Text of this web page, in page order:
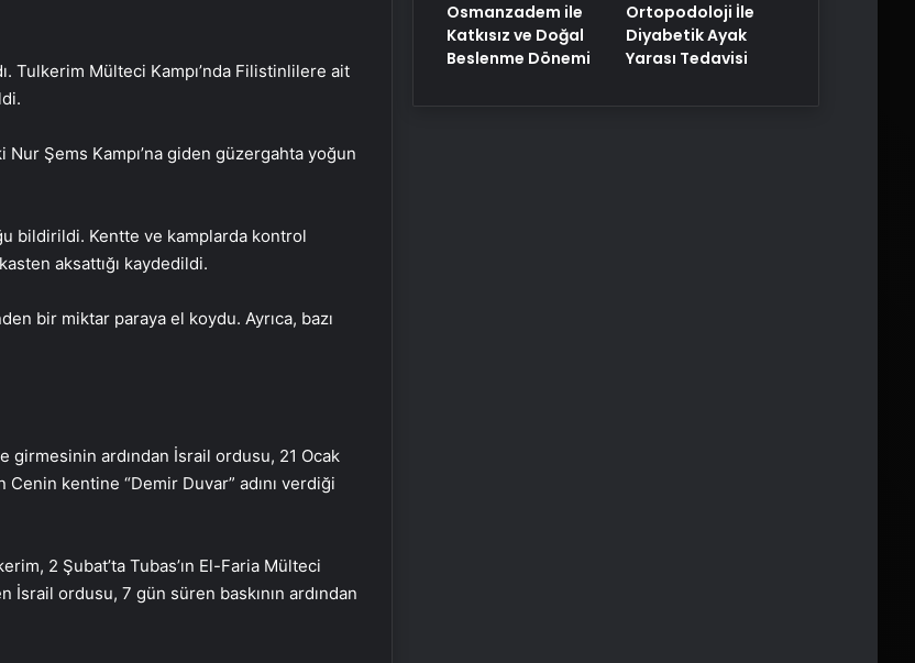
Tulkerim Mülteci Kampı’nda Filistinlilere ait
Şems Kampı’na giden güzergahta yoğun
bildirildi. Kentte ve kamplarda kontrol
aksattığı kaydedildi.
bir miktar paraya el koydu. Ayrıca, bazı
girmesinin ardından İsrail ordusu, 21 Ocak
Cenin kentine “Demir Duvar” adını verdiği
2 Şubat’ta Tubas’ın El-Faria Mülteci
ordusu, 7 gün süren baskının ardından
Osmanzadem ile
Katkısız ve Doğal
Beslenme Dönemi
Ortopodoloji İle
Diyabetik Ayak
Yarası Tedavisi